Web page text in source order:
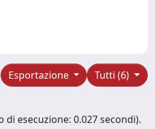
Tutti (6)
Esportazione
di esecuzione: 0.027 secondi).